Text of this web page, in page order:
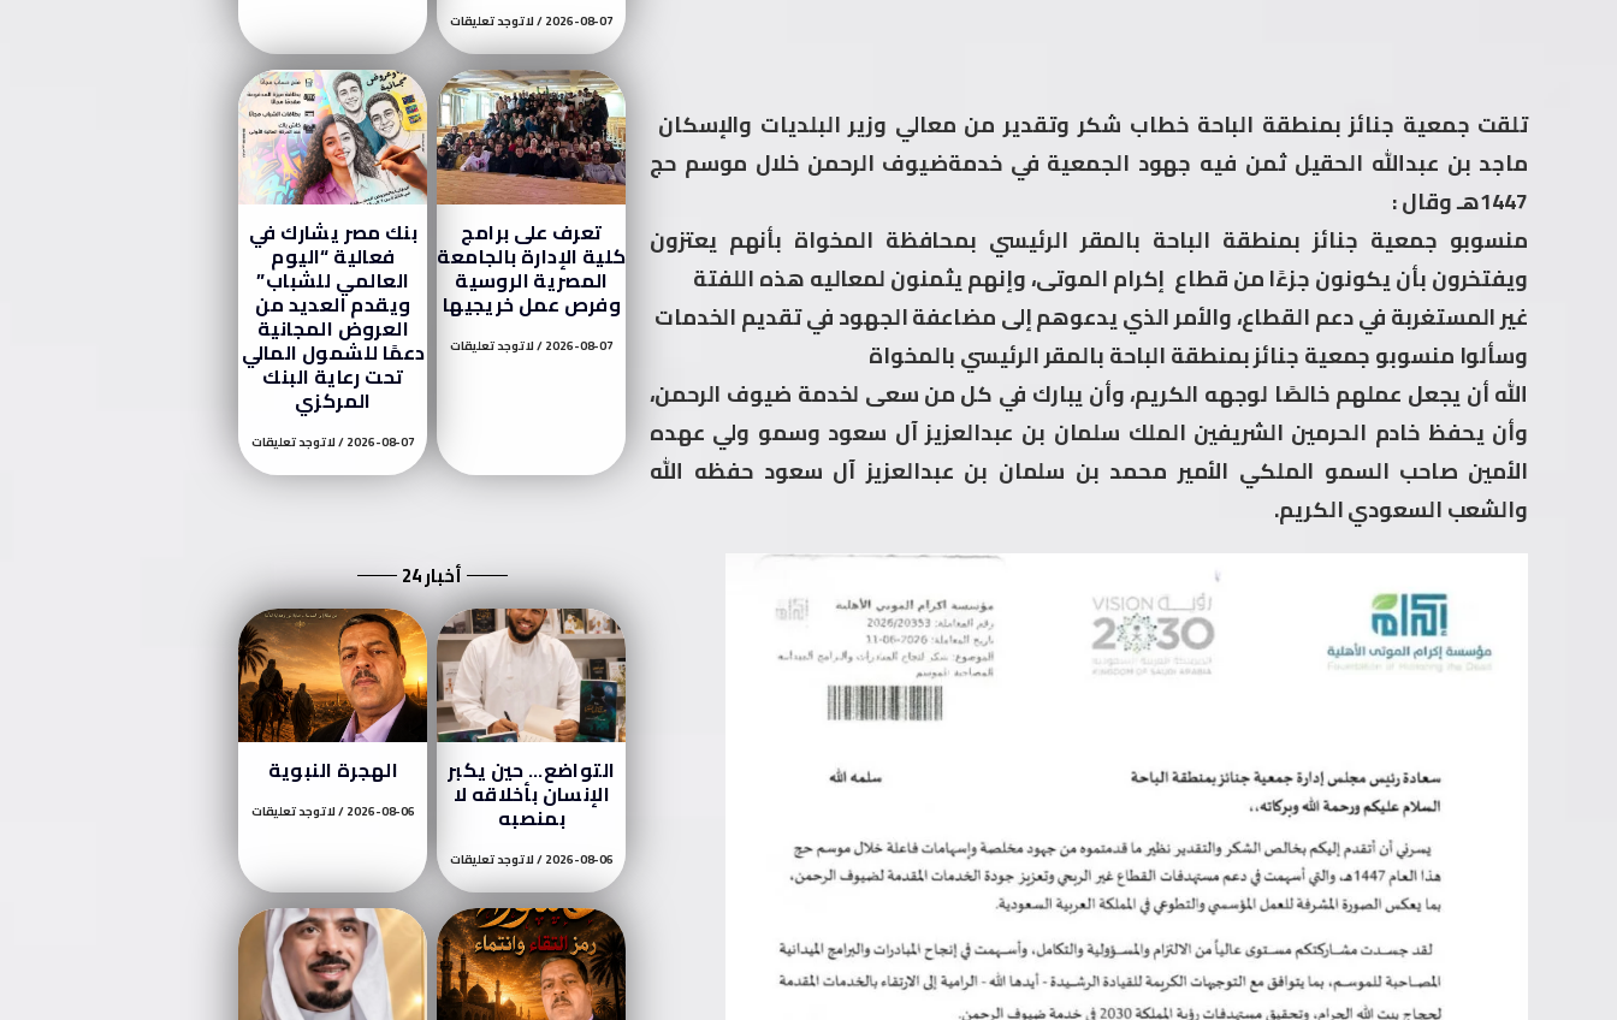
تلقت جمعية جنائز بمنطقة الباحة خطاب شكر وتقدير من معالي وزير البلديات والإسكان
ماجد بن عبدالله الحقيل ثمن فيه جهود الجمعية في خدمةضيوف الرحمن خلال موسم حج
1447هـ وقال :
منسوبو جمعية جنائز بمنطقة الباحة بالمقر الرئيسي بمحافظة المخواة بأنهم يعتزون
ويفتخرون بأن يكونون جزءًا من قطاع إكرام الموتى، وإنهم يثمنون لمعاليه هذه اللفتة
غير المستغربة في دعم القطاع، والأمر الذي يدعوهم إلى مضاعفة الجهود في تقديم الخدمات
وسألوا منسوبو جمعية جنائز بمنطقة الباحة بالمقر الرئيسي بالمخواة
الله أن يجعل عملهم خالصًا لوجهه الكريم، وأن يبارك في كل من سعى لخدمة ضيوف الرحمن،
وأن يحفظ خادم الحرمين الشريفين الملك سلمان بن عبدالعزيز آل سعود وسمو ولي عهده
الأمين صاحب السمو الملكي الأمير محمد بن سلمان بن عبدالعزيز آل سعود حفظه الله
والشعب السعودي الكريم.
2026-08-07 لا توجد تعليقات
تعرف على برامج
كلية الإدارة بالجامعة
المصرية الروسية
وفرص عمل خريجيها
2026-08-07 لا توجد تعليقات
بنك مصر يشارك في
فعالية “اليوم
العالمي للشباب”
ويقدم العديد من
العروض المجانية
دعمًا للشمول المالي
تحت رعاية البنك
المركزي
2026-08-07 لا توجد تعليقات
أخبار 24
التواضع… حين يكبر
الإنسان بأخلاقه لا
بمنصبه
2026-08-06 لا توجد تعليقات
الهجرة النبوية
2026-08-06 لا توجد تعليقات